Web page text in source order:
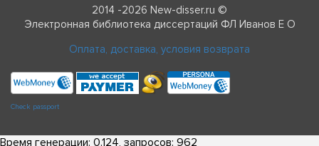
2014 -2026 New-disser.ru ©
Электронная библиотека диссертаций ФЛ Иванов Е О
Оплата, доставка, условия возврата
Check passport
Время генерации: 0.124, запросов: 962